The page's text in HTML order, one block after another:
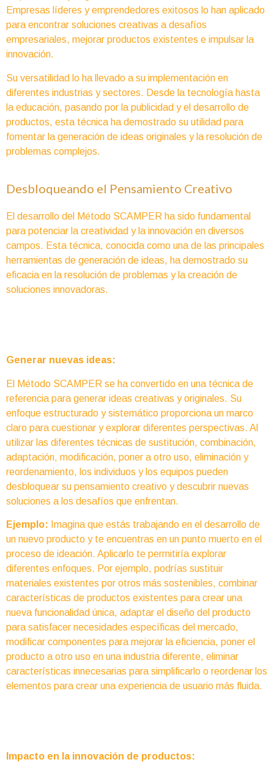
Empresas líderes y emprendedores exitosos lo han aplicado
para encontrar soluciones creativas a desafíos
empresariales, mejorar productos existentes e impulsar la
innovación.
Su versatilidad lo ha llevado a su implementación en
diferentes industrias y sectores. Desde la tecnología hasta
la educación, pasando por la publicidad y el desarrollo de
productos, esta técnica ha demostrado su utilidad para
fomentar la generación de ideas originales y la resolución de
problemas complejos.
Desbloqueando el Pensamiento Creativo
El desarrollo del Método SCAMPER ha sido fundamental
para potenciar la creatividad y la innovación en diversos
campos. Esta técnica, conocida como una de las principales
herramientas de generación de ideas, ha demostrado su
eficacia en la resolución de problemas y la creación de
soluciones innovadoras.
Generar nuevas ideas:
El Método SCAMPER se ha convertido en una técnica de
referencia para generar ideas creativas y originales. Su
enfoque estructurado y sistemático proporciona un marco
claro para cuestionar y explorar diferentes perspectivas. Al
utilizar las diferentes técnicas de sustitución, combinación,
adaptación, modificación, poner a otro uso, eliminación y
reordenamiento, los individuos y los equipos pueden
desbloquear su pensamiento creativo y descubrir nuevas
soluciones a los desafíos que enfrentan.
Ejemplo: Imagina que estás trabajando en el desarrollo de
un nuevo producto y te encuentras en un punto muerto en el
proceso de ideación. Aplicarlo te permitiría explorar
diferentes enfoques. Por ejemplo, podrías sustituir
materiales existentes por otros más sostenibles, combinar
características de productos existentes para crear una
nueva funcionalidad única, adaptar el diseño del producto
para satisfacer necesidades específicas del mercado,
modificar componentes para mejorar la eficiencia, poner el
producto a otro uso en una industria diferente, eliminar
características innecesarias para simplificarlo o reordenar los
elementos para crear una experiencia de usuario más fluida.
Impacto en la innovación de productos: